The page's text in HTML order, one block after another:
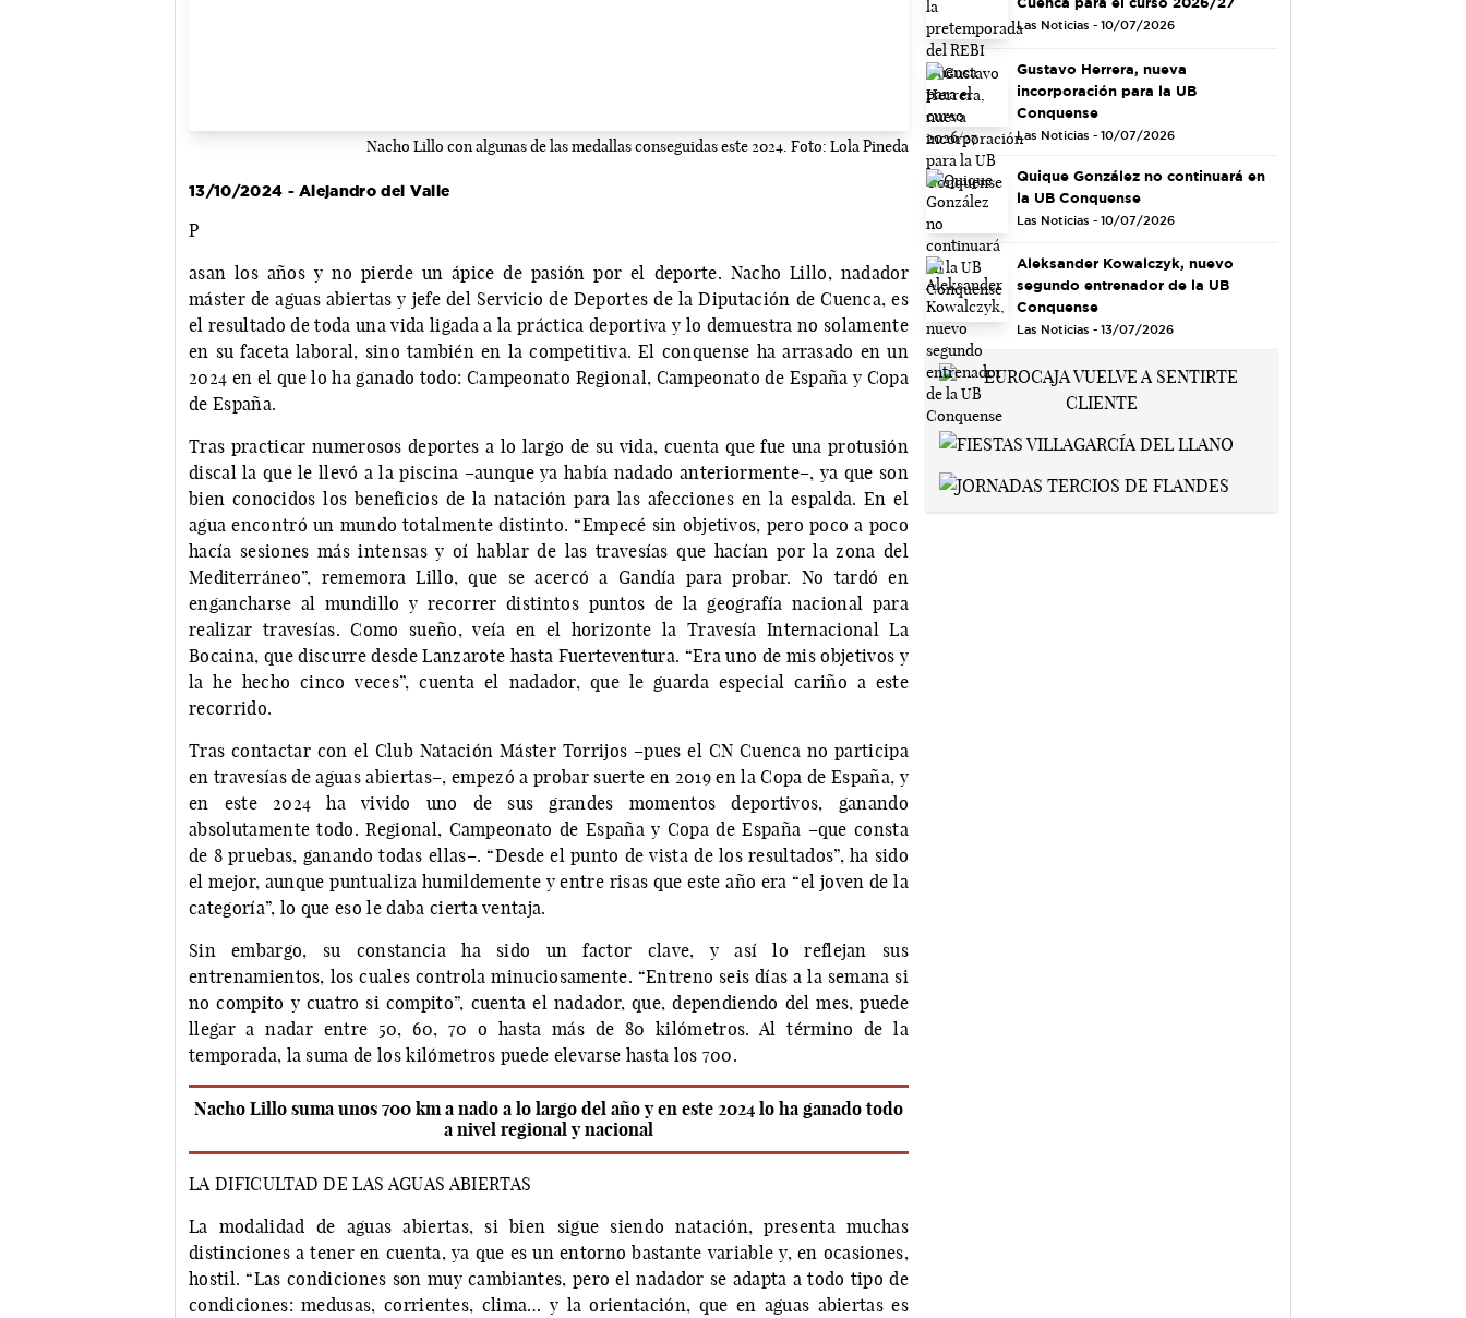
Nacho Lillo con algunas de las medallas conseguidas este 2024. Foto: Lola Pineda
13/10/2024 - Alejandro del Valle
P
asan los años y no pierde un ápice de pasión por el deporte. Nacho Lillo, nadador
máster de aguas abiertas y jefe del Servicio de Deportes de la Diputación de Cuenca, es
el resultado de toda una vida ligada a la práctica deportiva y lo demuestra no solamente
en su faceta laboral, sino también en la competitiva. El conquense ha arrasado en un
2024 en el que lo ha ganado todo: Campeonato Regional, Campeonato de España y Copa
de España.
Tras practicar numerosos deportes a lo largo de su vida, cuenta que fue una protusión
discal la que le llevó a la piscina –aunque ya había nadado anteriormente–, ya que son
bien conocidos los beneficios de la natación para las afecciones en la espalda. En el
agua encontró un mundo totalmente distinto. “Empecé sin objetivos, pero poco a poco
hacía sesiones más intensas y oí hablar de las travesías que hacían por la zona del
Mediterráneo”, rememora Lillo, que se acercó a Gandía para probar. No tardó en
engancharse al mundillo y recorrer distintos puntos de la geografía nacional para
realizar travesías. Como sueño, veía en el horizonte la Travesía Internacional La
Bocaina, que discurre desde Lanzarote hasta Fuerteventura. “Era uno de mis objetivos y
la he hecho cinco veces”, cuenta el nadador, que le guarda especial cariño a este
recorrido.
Tras contactar con el Club Natación Máster Torrijos –pues el CN Cuenca no participa
en travesías de aguas abiertas–, empezó a probar suerte en 2019 en la Copa de España, y
en este 2024 ha vivido uno de sus grandes momentos deportivos, ganando
absolutamente todo. Regional, Campeonato de España y Copa de España –que consta
de 8 pruebas, ganando todas ellas–. “Desde el punto de vista de los resultados”, ha sido
el mejor, aunque puntualiza humildemente y entre risas que este año era “el joven de la
categoría”, lo que eso le daba cierta ventaja.
Sin embargo, su constancia ha sido un factor clave, y así lo reflejan sus
entrenamientos, los cuales controla minuciosamente. “Entreno seis días a la semana si
no compito y cuatro si compito”, cuenta el nadador, que, dependiendo del mes, puede
llegar a nadar entre 50, 60, 70 o hasta más de 80 kilómetros. Al término de la
temporada, la suma de los kilómetros puede elevarse hasta los 700.
Nacho Lillo suma unos 700 km a nado a lo largo del año y en este 2024 lo ha ganado todo
a nivel regional y nacional
LA DIFICULTAD DE LAS AGUAS ABIERTAS
La modalidad de aguas abiertas, si bien sigue siendo natación, presenta muchas
distinciones a tener en cuenta, ya que es un entorno bastante variable y, en ocasiones,
hostil. “Las condiciones son muy cambiantes, pero el nadador se adapta a todo tipo de
condiciones: medusas, corrientes, clima… y la orientación, que en aguas abiertas es
Las Noticias - 10/07/2026
Gustavo Herrera, nueva
incorporación para la UB
Conquense
Las Noticias - 10/07/2026
Quique González no continuará en
la UB Conquense
Las Noticias - 10/07/2026
Aleksander Kowalczyk, nuevo
segundo entrenador de la UB
Conquense
Las Noticias - 13/07/2026